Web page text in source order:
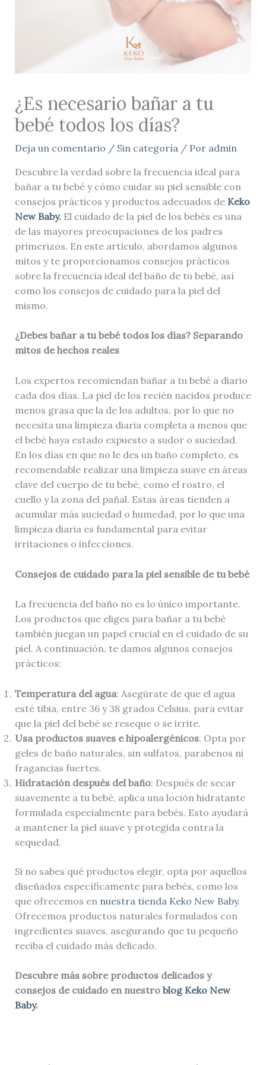
¿Es necesario bañar a tu
bebé todos los días?
Deja un comentario / Sin categoría / Por admin
Descubre la verdad sobre la frecuencia ideal para
bañar a tu bebé y cómo cuidar su piel sensible con
consejos prácticos y productos adecuados de Keko
New Baby.El cuidado de la piel de los bebés es una
de las mayores preocupaciones de los padres
primerizos. En este artículo, abordamos algunos
mitos y te proporcionamos consejos prácticos
sobre la frecuencia ideal del baño de tu bebé, así
como los consejos de cuidado para la piel del
mismo.
¿Debes bañar a tu bebé todos los días? Separando
mitos de hechos reales
Los expertos recomiendan bañar a tu bebé a diario
cada dos días. La piel de los recién nacidos produce
menos grasa que la de los adultos, por lo que no
necesita una limpieza diaria completa a menos que
el bebé haya estado expuesto a sudor o suciedad.
En los días en que no le des un baño completo, es
recomendable realizar una limpieza suave en áreas
clave del cuerpo de tu bebé, como el rostro, el
cuello y la zona del pañal. Estas áreas tienden a
acumular más suciedad o humedad, por lo que una
limpieza diaria es fundamental para evitar
irritaciones o infecciones.
Consejos de cuidado para la piel sensible de tu bebé
La frecuencia del baño no es lo único importante.
Los productos que eliges para bañar a tu bebé
también juegan un papel crucial en el cuidado de su
piel. A continuación, te damos algunos consejos
prácticos:
Temperatura del agua: Asegúrate de que el agua
esté tibia, entre 36 y 38 grados Celsius, para evitar
que la piel del bebé se reseque o se irrite.
Usa productos suaves e hipoalergénicos: Opta por
geles de baño naturales, sin sulfatos, parabenos ni
fragancias fuertes.
Hidratación después del baño: Después de secar
suavemente a tu bebé, aplica una loción hidratante
formulada especialmente para bebés. Esto ayudará
a mantener la piel suave y protegida contra la
sequedad.
Si no sabes qué productos elegir, opta por aquellos
diseñados específicamente para bebés, como los
que ofrecemos en nuestra tienda Keko New Baby.
Ofrecemos productos naturales formulados con
ingredientes suaves, asegurando que tu pequeño
reciba el cuidado más delicado.
Descubre más sobre productos delicados y
consejos de cuidado en nuestro blog Keko New
Baby.